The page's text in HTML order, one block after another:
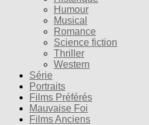
Humour
Musical
Romance
Science fiction
Thriller
Western
Série
Portraits
Films Préférés
Mauvaise Foi
Films Anciens